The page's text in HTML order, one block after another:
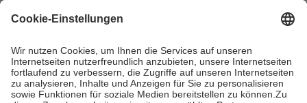
mit.
Grundsätzlich leisten Mitglieder Zuzahlungen in Höhe von zehn
höchstens zehn Euro.
Es sind jedoch nie mehr als die tatsächlichen
Kosten der Leistung zu entrichten.
Diese Regeln gelten grundsätzlich auch für Online-Apotheken.
Bei Heilmitteln und häuslicher Krankenpflege beträgt die